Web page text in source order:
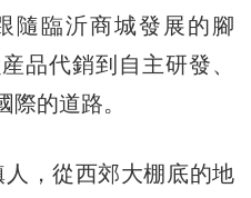
隨臨沂商城發展的腳
品代銷到自主研發、
際的道路。
，從西郊大棚底的地